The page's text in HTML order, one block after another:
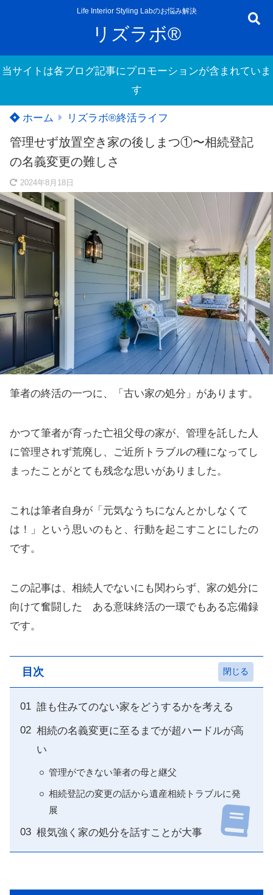
Life Interior Styling Labのお悩み解決
リズラボ®
当サイトは各ブログ記事にプロモーションが含まれていま
す
ホーム リズラボ®️終活ライフ
管理せず放置空き家の後しまつ①〜相続登記
の名義変更の難しさ
2024年8月18日
筆者の終活の一つに、「古い家の処分」があります。
かつて筆者が育った亡祖父母の家が、管理を託した人
に管理されず荒廃し、ご近所トラブルの種になってし
まったことがとても残念な思いがありました。
これは筆者自身が「元気なうちになんとかしなくて
は！」という思いのもと、行動を起こすことにしたの
です。
この記事は、相続人でないにも関わらず、家の処分に
向けて奮闘した ある意味終活の一環でもある忘備録
です。
目次
誰も住みてのない家をどうするかを考える
相続の名義変更に至るまでが超ハードルが高
い
管理ができない筆者の母と継父
相続登記の変更の話から遺産相続トラブルに発
展
根気強く家の処分を話すことが大事